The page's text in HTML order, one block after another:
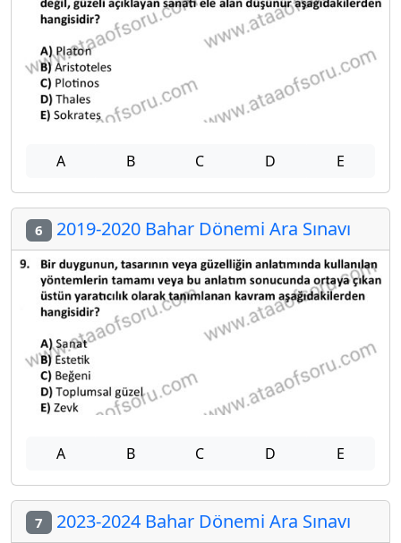
A B C D E
6 2019-2020 Bahar Dönemi Ara Sınavı
A B C D E
7 2023-2024 Bahar Dönemi Ara Sınavı